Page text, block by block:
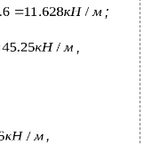
;
,
,